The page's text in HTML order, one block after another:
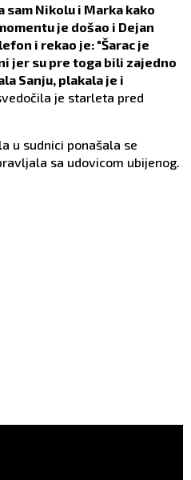
sam Nikolu i Marka kako
je došao i Dejan
i rekao je: "Šarac je
jer su pre toga bili zajedno
Sanju, plakala je i
je starleta pred
u sudnici ponašala se
sa udovicom ubijenog.